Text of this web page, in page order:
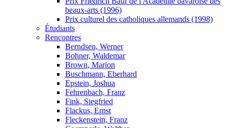
beaux-arts (1996)
Prix culturel des catholiques allemands (1998)
Étudiants
Rencontres
Berndsen, Werner
Bohner, Waldemar
Brown, Marion
Buschmann, Eberhard
Epstein, Joshua
Fehrenbach, Franz
Fink, Siegfried
Flackus, Ernst
Fleckenstein, Franz